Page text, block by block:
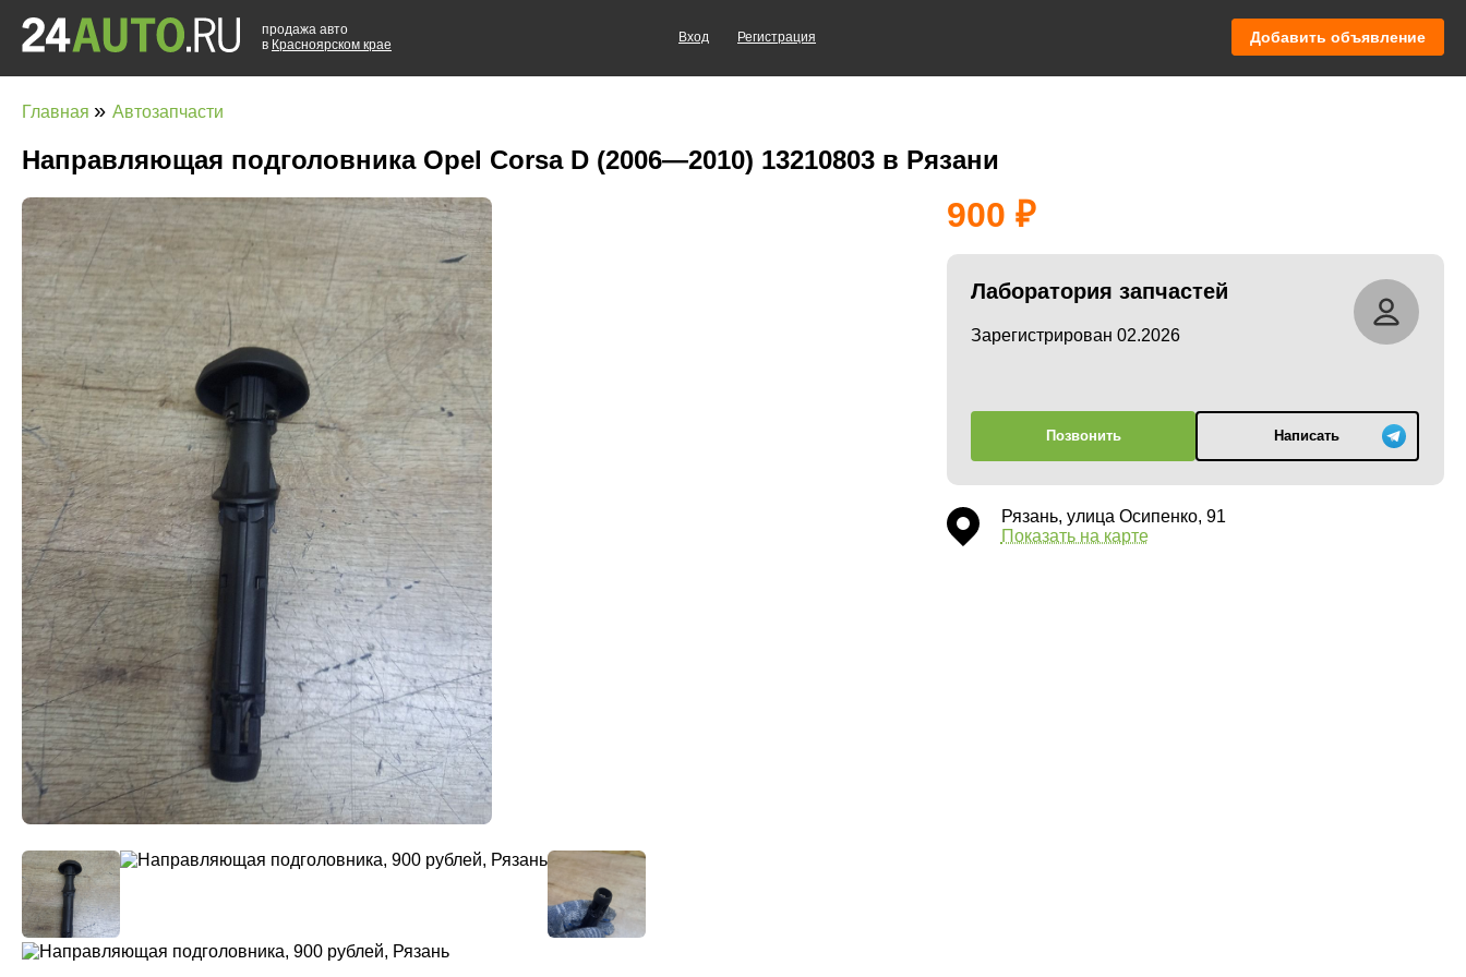
продажа авто
в Красноярском крае
Вход Регистрация Добавить объявление
Главная » Автозапчасти
Направляющая подголовника Opel Corsa D (2006—2010) 13210803 в Рязани
900
Лаборатория запчастей
Зарегистрирован 02.2026
Позвонить Написать
Рязань, улица Осипенко, 91
Показать на карте